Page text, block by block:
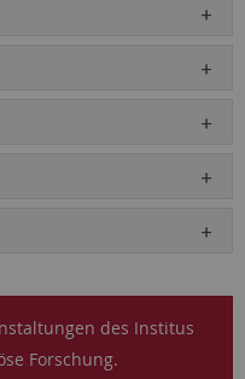
des Institus
Forschung.